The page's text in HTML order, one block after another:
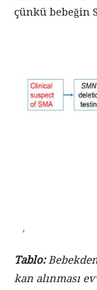
çünkü bebeğin
Tablo:
kan alınması